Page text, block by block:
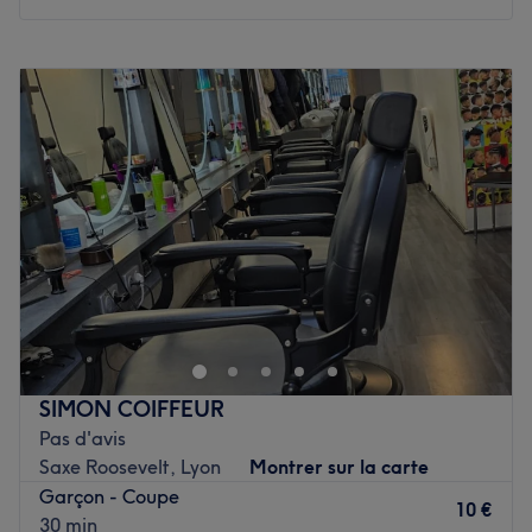
Nos coups de cœur :
L’atmosphère : le salon offre une ambiance conviviale et
cosy.
La spécialité de l’établissement : la coiffure Afro.
Voir le salon
10:00
19:00
Mercredi
10:00 –19:00
Jeudi
10:00 – 19:00
Vendredi
10:00– 19:00
Samedi
10:00
19:00
Dimanche
Fermé
Installé dans le 7ᵉ arrondissement de Lyon, venez
découvrir le salon de coiffure et institut Anaïa l'atelier
beauté ! On profite d'un agréable moment dans un lieu
joliment décoré où l'on se sent bien. Florence vous reçoit
avec le sourire pour vous proposer des prestations
personnalisées, spécialisées dans la coiffure afro, tout en
répondant à vos besoins. Savourez cet instant de détente
afin de sublimer et mettre en valeur votre chevelure et
votre beauté naturelle.
SIMON COIFFEUR
Pas d'avis
Saxe Roosevelt, Lyon
Montrer sur la carte
Garçon - Coupe
30 min
10 €